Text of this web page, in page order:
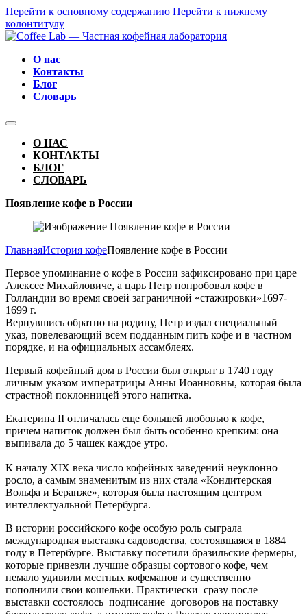
Перейти к основному содержанию Перейти к нижнему
колонтитулу
О нас
Контакты
Блог
Словарь
О НАС
КОНТАКТЫ
БЛОГ
СЛОВАРЬ
Появление кофе в России
ГлавнаяИстория кофеПоявление кофе в России
Первое упоминание о кофе в России зафиксировано при царе
Алексее Михайловиче, а царь Петр попробовал кофе в
Голландии во время своей заграничной «стажировки»1697-
1699 г.
Вернувшись обратно на родину, Петр издал специальный
указ, повелевающий всем подданным пить кофе и в частном
порядке, и на официальных ассамблеях.
Первый кофейный дом в России был открыт в 1740 году
личным указом императрицы Анны Иоанновны, которая была
страстной поклонницей этого напитка.
Екатерина II отличалась еще большей любовью к кофе,
причем напиток должен был быть особенно крепким: она
выпивала до 5 чашек каждое утро.
К началу XIX века число кофейных заведений неуклонно
росло, а самым знаменитым из них стала «Кондитерская
Вольфа и Беранже», которая была настоящим центром
интеллектуальной Петербурга.
В истории российского кофе особую роль сыграла
международная выставка садоводства, состоявшаяся в 1884
году в Петербурге. Выставку посетили бразильские фермеры,
которые привезли лучшие образцы сортового кофе, чем
немало удивили местных кофеманов и существенно
пополнили свои кошельки. Практически сразу после
выставки состоялось подписание договоров на поставку